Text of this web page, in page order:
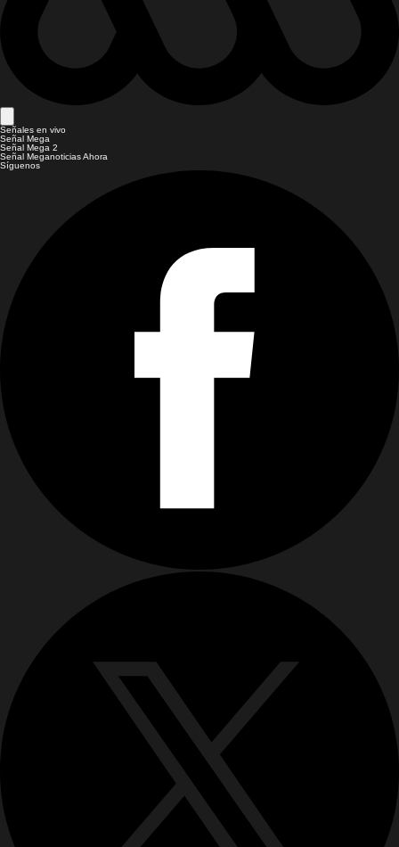
Señales en vivo
Señal Mega
Señal Mega 2
Señal Meganoticias Ahora
Síguenos